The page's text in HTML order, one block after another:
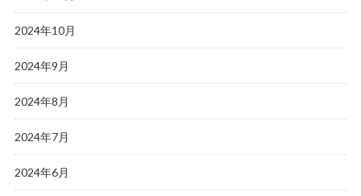
2024年10月
2024年9月
2024年8月
2024年7月
2024年6月